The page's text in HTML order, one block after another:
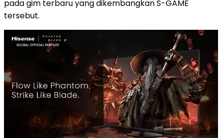
pada gim terbaru yang dikembangkan S-GAME
tersebut.